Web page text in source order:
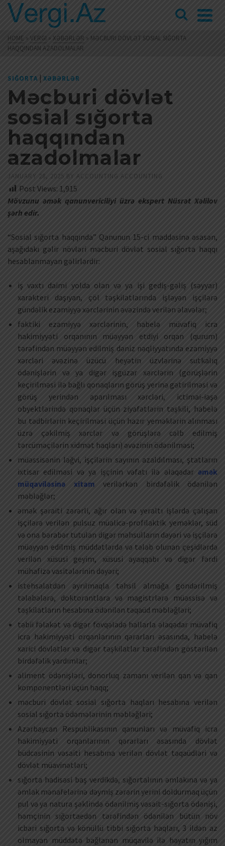
HOME » VERGI » XƏBƏRLƏR » MƏCBURI DÖVLƏT SOSIAL SIĞORTA
HAQQINDAN AZADOLMALAR
SIĞORTA | XƏBƏRLƏR
Məcburi dövlət
sosial sığorta
haqqından
azadolmalar
JANUARY 28, 2025 BY ACCOUNTING ACCOUNTING
Post Views: 1,915
Mövzunu əmək qanunvericiliyi üzrə ekspert Nüsrət Xəlilov
şərh edir.
“Sosial sığorta haqqında” Qanunun 15-ci maddəsinə əsasən,
aşağıdakı gəlir növləri məcburi dövlət sosial sığorta haqqı
hesablanmayan gəlirlərdir:
iş vaxtı daimi yolda olan və ya işi gediş-gəliş (səyyar)
xarakteri daşıyan, çöl təşkilatlarında işləyən işçilərə
gündəlik ezamiyyə xərclərinin əvəzində verilən əlavələr;
faktiki ezamiyyə xərclərinin, habelə müvafiq icra
hakimiyyəti orqanının müəyyən etdiyi orqan (qurum)
tərəfindən müəyyən edilmiş dəniz nəqliyyatında ezamiyyə
xərcləri əvəzinə üzücü heyətin üzvlərinə sutkalıq
ödənişlərin və ya digər işgüzar xərclərin (görüşlərin
keçirilməsi ilə bağlı qonaqların görüş yerinə gətirilməsi və
görüş yerindən aparılması xərcləri, ictimai-iaşə
obyektlərində qonaqlar üçün ziyafətlərin təşkili, habelə
bu tədbirlərin keçirilməsi üçün hazır yeməklərin alınması
üzrə çəkilmiş xərclər və görüşlərə cəlb edilmiş
tərcüməçilərin xidmət haqları) əvəzinin ödənilməsi;
müəssisənin ləğvi, işçilərin sayının azaldılması, ştatların
ixtisar edilməsi və ya işçinin vəfatı ilə əlaqədar əmək
müqaviləsinə xitam verilərkən birdəfəlik ödənilən
məbləğlər;
əmək şəraiti zərərli, ağır olan və yeraltı işlərdə çalışan
işçilərə verilən pulsuz müalicə-profilaktik yeməklər, süd
və ona bərabər tutulan digər məhsulların dəyəri və işçilərə
müəyyən edilmiş müddətlərdə və tələb olunan çeşidlərdə
verilən xüsusi geyim, xüsusi ayaqqabı və digər fərdi
mühafizə vasitələrinin dəyəri;
istehsalatdan ayrılmaqla təhsil almağa göndərilmiş
tələbələrə, doktorantlara və magistrlərə müəssisə və
təşkilatların hesabına ödənilən təqaüd məbləğləri;
təbii fəlakət və digər fövqəladə hallarla əlaqədar müvafiq
icra hakimiyyəti orqanlarının qərarları əsasında, habelə
xarici dövlətlər və digər təşkilatlar tərəfindən göstərilən
birdəfəlik yardımlar;
aliment ödənişləri, donorluq zamanı verilən qan və qan
komponentləri üçün haqq;
məcburi dövlət sosial sığorta haqları hesabına verilən
sosial sığorta ödəmələrinin məbləğləri;
Azərbaycan Respublikasının qanunları və müvafiq icra
hakimiyyəti orqanlarının qərarları əsasında dövlət
büdcəsinin vəsaiti hesabına verilən dövlət təqaüdləri və
dövlət müavinətləri;
sığorta hadisəsi baş verdikdə, sığortalının əmlakına və ya
əmlak mənafelərinə dəymiş zərərin yerini doldurmaq üçün
pul və ya natura şəklində ödənilmiş vəsait-sığorta ödənişi,
həmçinin sığortaedən tərəfindən ödənilən bütün növ
icbari sığorta və könüllü tibbi sığorta haqları, 3 ildən az
olmayan müddətə bağlanan müqavilə ilə həyatın yığım